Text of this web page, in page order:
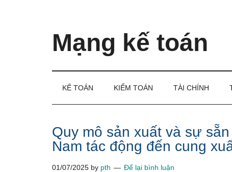
Mạng kế toán
làm
kế
KẾ TOÁN KIỂM TOÁN TÀI CHÍNH
Quy mô sản xuất và sự
Nam tác động đến cung
01/07/2025 by pth Để lại bình luận